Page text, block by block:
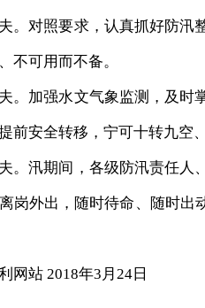
对照要求，认真抓好防汛
不可用而不备。
加强水文气象监测，及时
前安全转移，宁可十转九空
汛期间，各级防汛责任人
岗外出，随时待命、随时
站 2018年3月24日